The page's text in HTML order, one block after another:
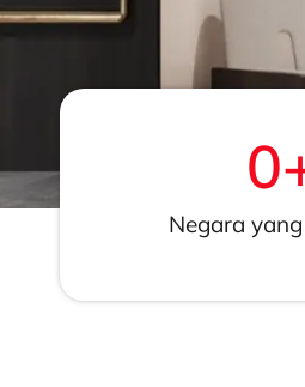
Negara
0